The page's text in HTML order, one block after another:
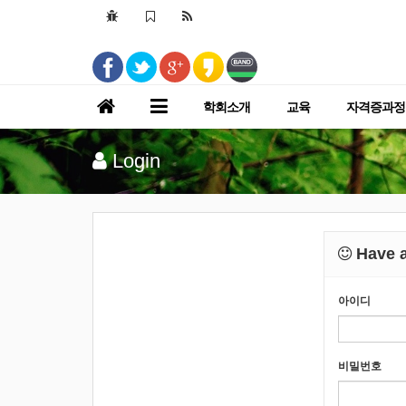
학회소개 교육 자격증과정
Login
Have
아이디
비밀번호